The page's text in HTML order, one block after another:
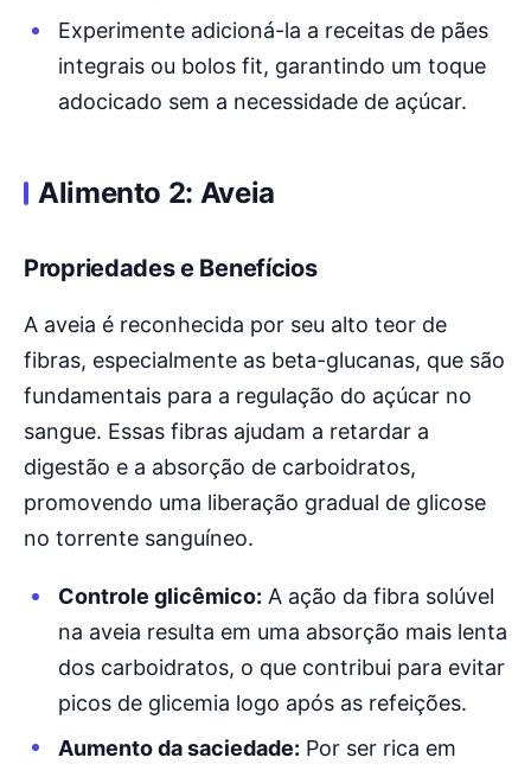
Experimente adicioná-la a receitas de pães
integrais ou bolos fit, garantindo um toque
adocicado sem a necessidade de açúcar.
Alimento 2: Aveia
Propriedades e Benefícios
A aveia é reconhecida por seu alto teor de
fibras, especialmente as beta-glucanas, que são
fundamentais para a regulação do açúcar no
sangue. Essas fibras ajudam a retardar a
digestão e a absorção de carboidratos,
promovendo uma liberação gradual de glicose
no torrente sanguíneo.
Controle glicêmico: A ação da fibra solúvel
na aveia resulta em uma absorção mais lenta
dos carboidratos, o que contribui para evitar
picos de glicemia logo após as refeições.
Aumento da saciedade: Por ser rica em